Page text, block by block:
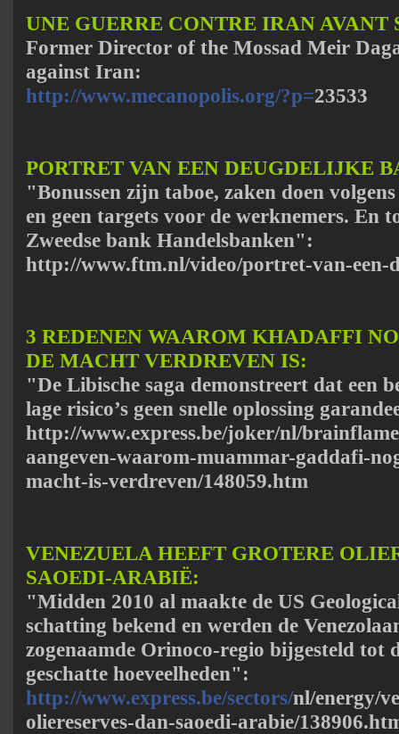
UNE GUERRE CONTRE IRAN AVANT
Former Director of the Mossad Meir
against Iran:
http://www.mecanopolis.org/?p=23533
PORTRET VAN EEN DEUGDELIJKE
"Bonussen zijn taboe, zaken doen
en geen targets voor de werknemers. En
Zweedse bank Handelsbanken":
http://www.ftm.nl/video/portret-van-een-
3 REDENEN WAAROM KHADAFFI
DE MACHT VERDREVEN IS:
"De Libische saga demonstreert dat een
lage risico’s geen snelle oplossing
http://www.express.be/joker/nl/
aangeven-waarom-muammar-gaddafi-
macht-is-verdreven/148059.htm
VENEZUELA HEEFT GROTERE
SAOEDI-ARABIË:
"Midden 2010 al maakte de US
schatting bekend en werden de
zogenaamde Orinoco-regio bijgesteld tot
geschatte hoeveelheden":
http://www.express.be/sectors/nl/energy/
oliereserves-dan-saoedi-arabie/